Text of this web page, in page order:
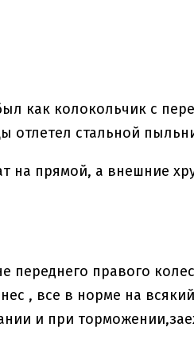
как колокольчик с
отлетел стальной
на прямой, а внешние
переднего правого
, все в норме на
и при